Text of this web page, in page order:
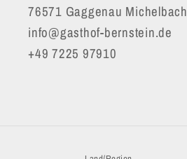
76571 Gaggenau Michelbach
info@gasthof-bernstein.de
+49 7225 97910